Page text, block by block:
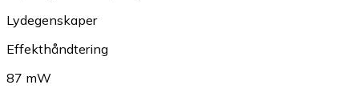
Lydegenskaper
Effekthåndtering
87 mW